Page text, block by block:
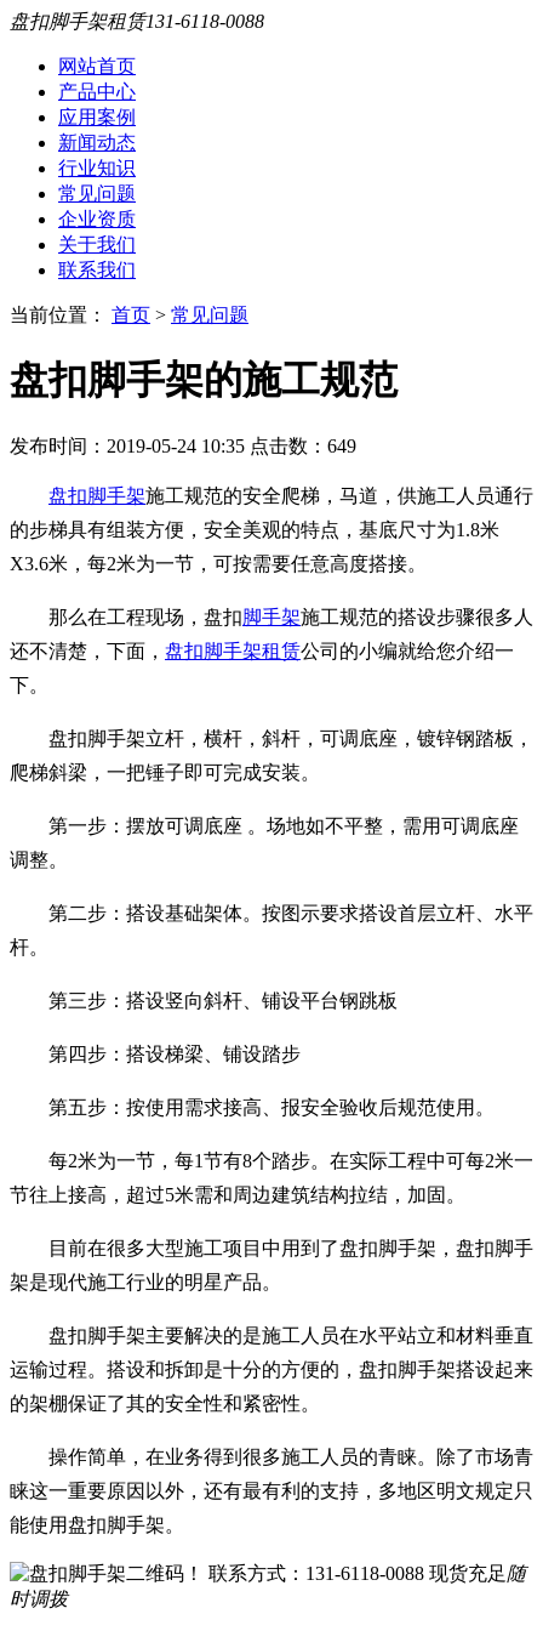
盘扣脚手架租赁131-6118-0088
网站首页
产品中心
应用案例
新闻动态
行业知识
常见问题
企业资质
关于我们
联系我们
当前位置： 首页 > 常见问题
盘扣脚手架的施工规范
发布时间：2019-05-24 10:35 点击数： 649
盘扣脚手架施工规范的安全爬梯，马道，供施工人员通行
的步梯具有组装方便，安全美观的特点，基底尺寸为1.8米
X3.6米，每2米为一节，可按需要任意高度搭接。
那么在工程现场，盘扣脚手架施工规范的搭设步骤很多人
还不清楚，下面， 盘扣脚手架租赁公司的小编就给您介绍一
下。
盘扣脚手架立杆，横杆，斜杆，可调底座，镀锌钢踏板，
爬梯斜梁，一把锤子即可完成安装。
第一步：摆放可调底座 。场地如不平整，需用可调底座
调整。
第二步：搭设基础架体。按图示要求搭设首层立杆、水平
杆。
第三步：搭设竖向斜杆、铺设平台钢跳板
第四步：搭设梯梁、铺设踏步
第五步：按使用需求接高、报安全验收后规范使用。
每2米为一节，每1节有8个踏步。在实际工程中可每2米一
节往上接高，超过5米需和周边建筑结构拉结，加固。
目前在很多大型施工项目中用到了盘扣脚手架，盘扣脚手
架是现代施工行业的明星产品。
盘扣脚手架主要解决的是施工人员在水平站立和材料垂直
运输过程。搭设和拆卸是十分的方便的，盘扣脚手架搭设起来
的架棚保证了其的安全性和紧密性。
操作简单，在业务得到很多施工人员的青睐。除了市场青
睐这一重要原因以外，还有最有利的支持，多地区明文规定只
能使用盘扣脚手架。
联系方式：131-6118-0088 现货充足随
时调拨